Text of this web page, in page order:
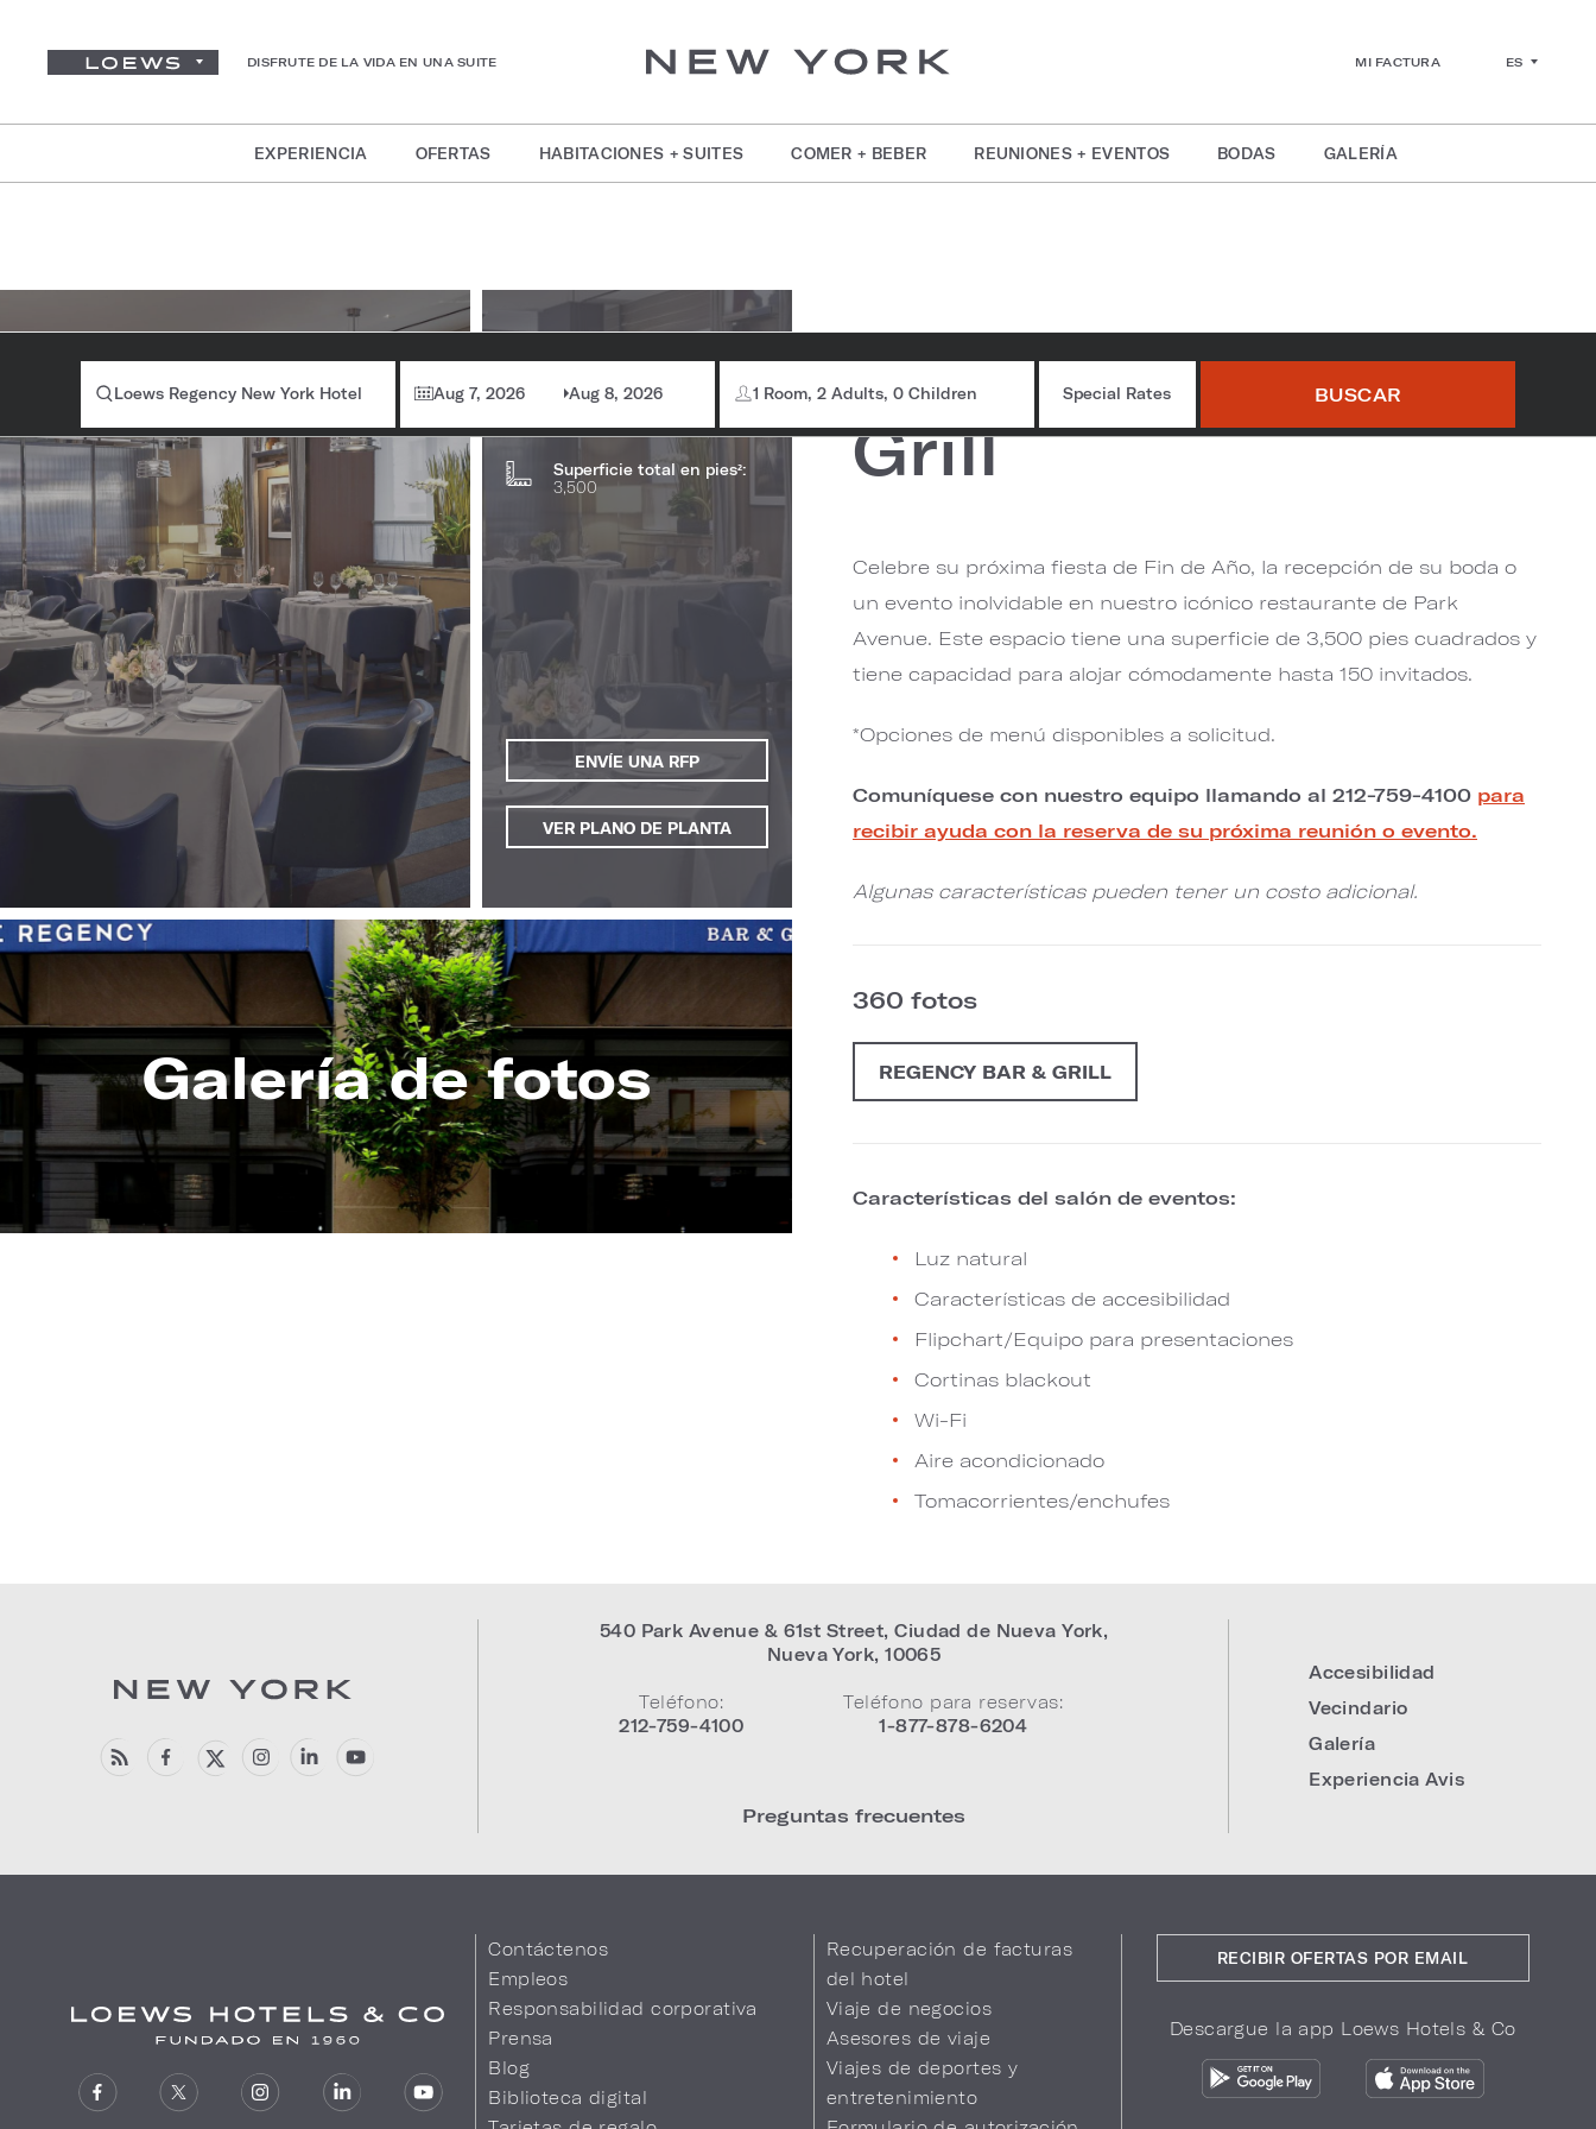
DISFRUTE DE LA VIDA EN UNA SUITE MI FACTURA ES
EXPERIENCIA OFERTAS HABITACIONES + SUITES COMER + BEBER REUNIONES + EVENTOS BODAS GALERÍA
Loews Regency New York Hotel Aug 7, 2026 Aug 8, 2026 1 Room, 2 Adults, 0 Children Special Rates BUSCAR
Información de la
Capacidad máxima:
Superficie total en pies²:
3,500
ENVÍE UNA RFP
VER PLANO DE PLANTA
Galería de fotos
The Regency Bar &
Grill
Celebre su próxima fiesta de Fin de Año, la recepción de su boda o
un evento inolvidable en nuestro icónico restaurante de Park
Avenue. Este espacio tiene una superficie de 3,500 pies cuadrados y
tiene capacidad para alojar cómodamente hasta 150 invitados.
*Opciones de menú disponibles a solicitud.
Comuníquese con nuestro equipo llamando al 212-759-4100 para
recibir ayuda con la reserva de su próxima reunión o evento.
Algunas características pueden tener un costo adicional.
360 fotos
REGENCY BAR & GRILL
Características del salón de eventos:
Luz natural
Características de accesibilidad
Flipchart/Equipo para presentaciones
Cortinas blackout
Wi-Fi
Aire acondicionado
Tomacorrientes/enchufes
540 Park Avenue & 61st Street,Ciudad de Nueva York,
Nueva York,10065
Teléfono:
212-759-4100
Teléfono para reservas:
1-877-878-6204
Preguntas frecuentes
Accesibilidad
Vecindario
Galería
Experiencia Avis
Contáctenos
Empleos
Responsabilidad corporativa
Prensa
Blog
Biblioteca digital
Recuperación de facturas
del hotel
Viaje de negocios
Asesores de viaje
Viajes de deportes y
entretenimiento
RECIBIR OFERTAS POR EMAIL
Descargue la app Loews Hotels & Co